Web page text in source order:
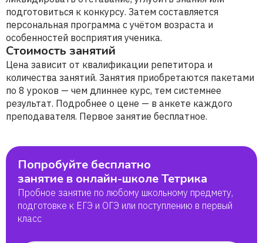
подготовиться к конкурсу. Затем составляется
персональная программа с учётом возраста и
особенностей восприятия ученика.
Стоимость занятий
Цена зависит от квалификации репетитора и
количества занятий. Занятия приобретаются пакетами
по 8 уроков — чем длиннее курс, тем системнее
результат. Подробнее о цене — в анкете каждого
преподавателя. Первое занятие бесплатное.
Попробуйте бесплатно
занятие в онлайн-школе Тетрика
Пробное занятие по любому школьному предмету,
подготовке к ЕГЭ и ОГЭ или поступлению в первый
класс